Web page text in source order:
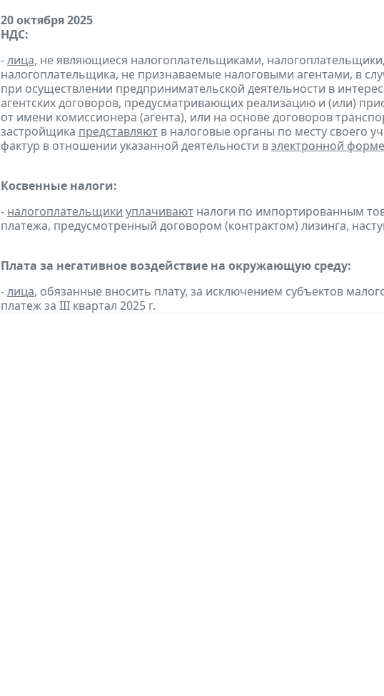
20 октября 2025
НДС:
-лица, не являющиеся налогоплательщиками,
налогоплательщика, не признаваемые налоговыми агентами, в
при осуществлении предпринимательской деятельности в
агентских договоров, предусматривающих реализацию и (или)
от имени комиссионера (агента), или на основе договоров
застройщика представляют в налоговые органы по месту своего
фактур в отношении указанной деятельности вэлектронной форме
Косвенные налоги:
- налогоплательщики уплачивают налоги по импортированным
платежа, предусмотренный договором (контрактом) лизинга,
Плата за негативное воздействие на окружающую среду:
-лица, обязанные вносить плату, за исключением субъектов
платеж за III квартал 2025 г.